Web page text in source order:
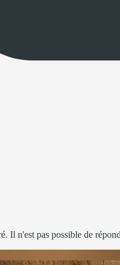
Il n'est pas possible de